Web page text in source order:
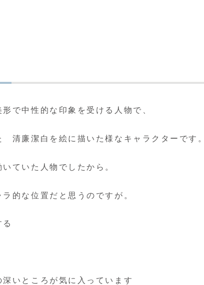
で中性的な印象を受ける人物で、
清廉潔白を絵に描いた様なキャラクターです。
ていた人物でしたから。
的な位置だと思うのですが。
いところが気に入っています